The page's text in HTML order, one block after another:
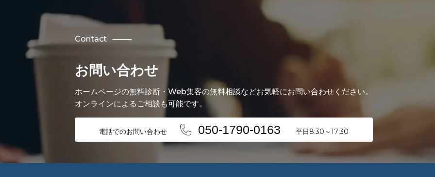
Contact
お問い合わせ
ホームページの無料診断・Web集客の無料相談などお気軽にお問い合わせください。
オンラインによるご相談も可能です。
電話でのお問い合わせ 050-1790-0163 平日8:30～17:30